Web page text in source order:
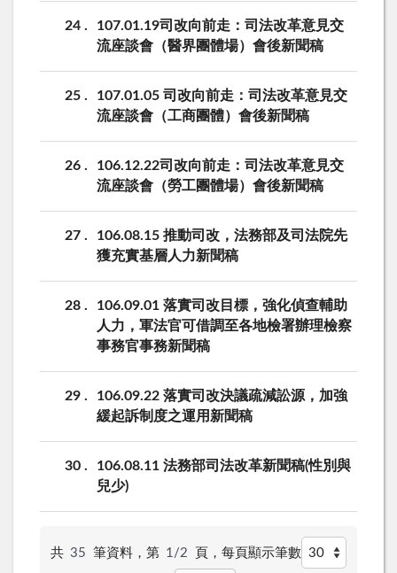
24
107.01.19司改向前走：司法改革意見交
流座談會（醫界團體場）會後新聞稿
25
107.01.05 司改向前走：司法改革意見交
流座談會（工商團體）會後新聞稿
26
106.12.22司改向前走：司法改革意見交
流座談會（勞工團體場）會後新聞稿
27
106.08.15 推動司改，法務部及司法院先
獲充實基層人力新聞稿
28
106.09.01 落實司改目標，強化偵查輔助
人力，軍法官可借調至各地檢署辦理檢察
事務官事務新聞稿
29
106.09.22 落實司改決議疏減訟源，加強
緩起訴制度之運用新聞稿
30
106.08.11 法務部司法改革新聞稿(性別與
兒少)
共 35 筆資料，第 1/2 頁， 每頁顯示筆數